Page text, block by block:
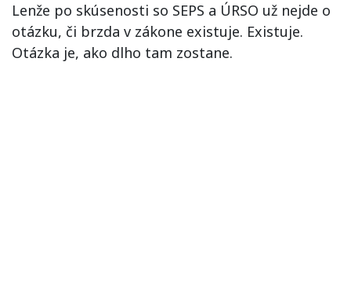
Lenže po skúsenosti so SEPS a ÚRSO už nejde o
otázku, či brzda v zákone existuje. Existuje.
Otázka je, ako dlho tam zostane.